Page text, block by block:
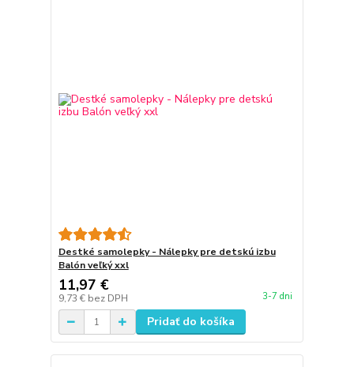
Destké samolepky - Nálepky pre detskú izbu
Balón veľký xxl
11,97 €
9,73 € bez DPH 3-7 dni
Pridať do košíka